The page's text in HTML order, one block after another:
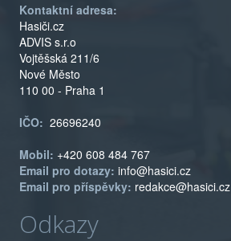
Kontaktní adresa:
Hasiči.cz
ADVIS s.r.o
Vojtěšská 211/6
Nové Město
110 00 - Praha 1
IČO: 26696240
Mobil: +420 608 484 767
Email pro dotazy: info@hasici.cz
Email pro příspěvky: redakce@hasici.cz
Odkazy